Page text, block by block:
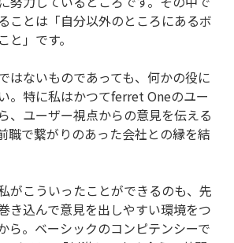
ことは「自分以外のところにあるボ
」です。
はないものであっても、何かの役に
。特に私はかつてferret Oneのユー
、ユーザー視点からの意見を伝える
職で繋がりのあった会社との縁を結
がこういったことができるのも、先
き込んで意見を出しやすい環境をつ
ら。ベーシックのコンピテンシーで